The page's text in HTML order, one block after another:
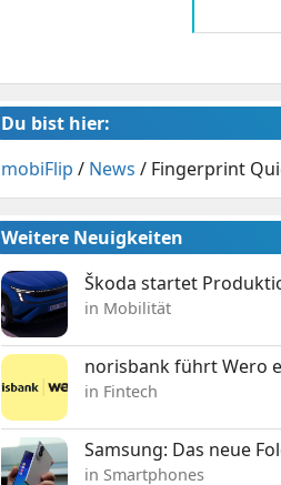
Du bist hier:
mobiFlip / News / Fingerprint
Weitere Neuigkeiten
Škoda startet
in Mobilität
norisbank führt Wero
in Fintech
Samsung: Das neue
in Smartphones